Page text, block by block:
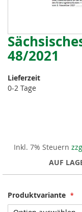
48/2021
Lieferzeit
0-2 Tage
Inkl. 7% Steuern
AUF
Produktvariante
Zum
Anfang
der
springen